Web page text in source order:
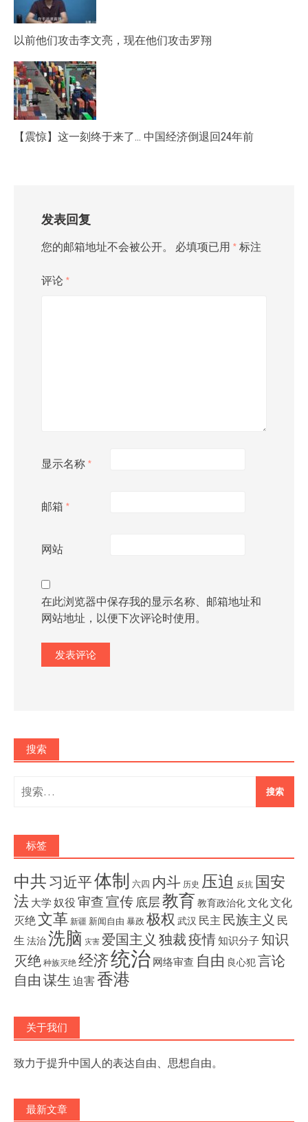
以前他们攻击李文亮，现在他们攻击罗翔
【震惊】这一刻终于来了… 中国经济倒退回24年前
发表回复
您的邮箱地址不会被公开。 必填项已用 * 标注
评论 *
显示名称 *
邮箱 *
网站
在此浏览器中保存我的显示名称、邮箱地址和
网站地址，以便下次评论时使用。
搜索
搜
索：
标签
中共习近平体制 六四 内斗 历史 压迫 反抗 国安
法 大学 奴役 审查宣传底层教育 教育政治化文化文化
灭绝文革 新疆 新闻自由 暴政 极权 武汉 民主 民族主义 民
生 法治洗脑 灾害 爱国主义 独裁疫情知识分子 知识
灭绝 种族灭绝 经济统治 网络审查 自由 良心犯言论
自由 谋生 迫害香港
关于我们
致力于提升中国人的表达自由、思想自由。
最新文章